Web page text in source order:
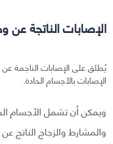
الإصابات الناتجة عن
يُطلق على الإصابات الناجمة عن
الإصابات بالأجسام الحادة.
ويمكن أن تشمل الأجسام
والمشارط والزجاج الناتج